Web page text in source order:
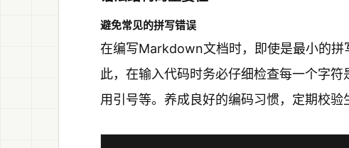
避免常见的拼写错误
在编写Markdown文档时，即使是最小的拼
此，在输入代码时务必仔细检查每一个字
用引号等。养成良好的编码习惯，定期校验